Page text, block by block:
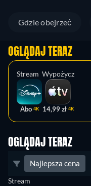
Gdzie obejrzeć
OGLĄDAJ TERAZ
Stream
Abo 4K
Wypożycz
14,99 zł 4K
OGLĄDAJ TERAZ
Najlepsza cena
Stream